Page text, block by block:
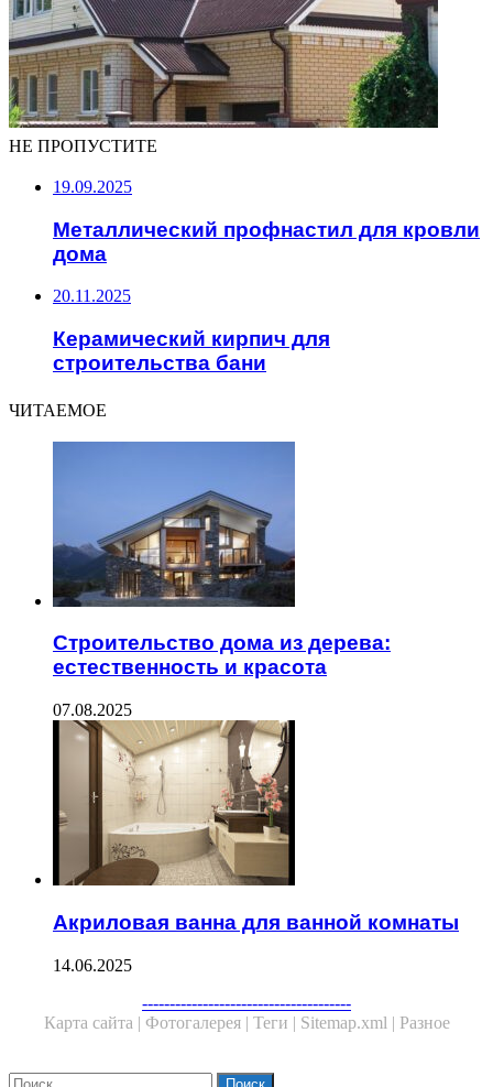
НЕ ПРОПУСТИТЕ
19.09.2025
Металлический профнастил для кровли
дома
20.11.2025
Керамический кирпич для
строительства бани
ЧИТАЕМОЕ
Строительство дома из дерева:
естественность и красота
07.08.2025
Акриловая ванна для ванной комнаты
14.06.2025
--------------------------------------
Карта сайта | Фотогалерея | Теги | Sitemap.xml | Разное
Close
Найти: